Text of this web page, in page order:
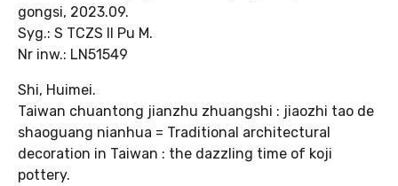
gongsi, 2023.09.
Syg.: S TCZS II Pu M.
Nr inw.: LN51549
Shi, Huimei.
Taiwan chuantong jianzhu zhuangshi : jiaozhi tao de
shaoguang nianhua = Traditional architectural
decoration in Taiwan : the dazzling time of koji
pottery.